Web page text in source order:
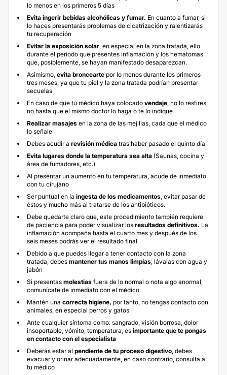
lo menos en los primeros 5 días
Evita ingerir bebidas alcohólicas y fumar. En cuanto a fumar, si
lo haces presentarás problemas de cicatrización y ralentizarás
tu recuperación
Evitar la exposición solar, en especial en la zona tratada, ello
durante el periodo que presentes inflamación y los hematomas
que, posiblemente, se hayan manifestado desaparezcan.
Asimismo, evita broncearte por lo menos durante los primeros
tres meses, ya que tu piel y la zona tratada podrían presentar
secuelas
En caso de que tú médico haya colocado vendaje, no lo restires,
no hasta que el mismo doctor lo haga o te lo indique
Realizar masajes en la zona de las mejillas, cada que el médico
lo señale
Debes acudir a revisión médica tras haber pasado el quinto día
Evita lugares donde la temperatura sea alta (Saunas, cocina y
área de fumadores, etc.)
Al presentar un aumento en tu temperatura, acude de inmediato
con tu cirujano
Ser puntual en la ingesta de los medicamentos, evitar pasar de
éstos y mucho más al tratarse de los antibióticos.
Debe quedarte claro que, este procedimiento también requiere
de paciencia para poder visualizar los resultados definitivos. La
inflamación acompaña hasta el cuarto mes y después de los
seis meses podrás ver el resultado final
Debido a que puedes llegar a tener contacto con la zona
tratada, debes mantener tus manos limpias; lávalas con agua y
jabón
Si presentas molestias fuera de lo normal o nota algo anormal,
comunícate de inmediato con el médico
Mantén una correcta higiene, por tanto, no tengas contacto con
animales, en especial perros y gatos
Ante cualquier síntoma como: sangrado, visión borrosa, dolor
insoportable, vómito, temperatura, es importante que te pongas
en contacto con el especialista
Deberás estar al pendiente de tu proceso digestivo, debes
evacuar y orinar adecuadamente, en caso contrario, consulta a
tu médico